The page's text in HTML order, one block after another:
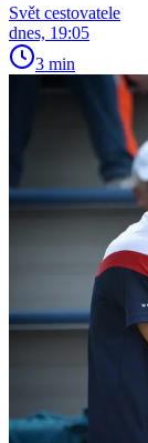
Svět cestovatele
dnes, 19:05
3 min